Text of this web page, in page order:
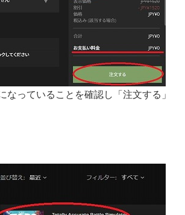
なっていることを確認し「注文する」